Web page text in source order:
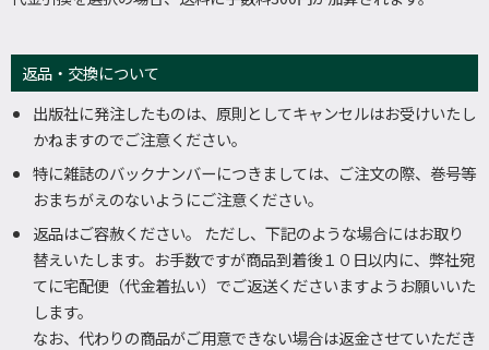
返品・交換について
出版社に発注したものは、原則としてキャンセルはお受けいたし
かねますのでご注意ください。
特に雑誌のバックナンバーにつきましては、ご注文の際、巻号等
おまちがえのないようにご注意ください。
返品はご容赦ください。 ただし、下記のような場合にはお取り
替えいたします。お手数ですが商品到着後１０日以内に、弊社宛
てに宅配便（代金着払い）でご返送くださいますようお願いいた
します。
なお、代わりの商品がご用意できない場合は返金させていただき